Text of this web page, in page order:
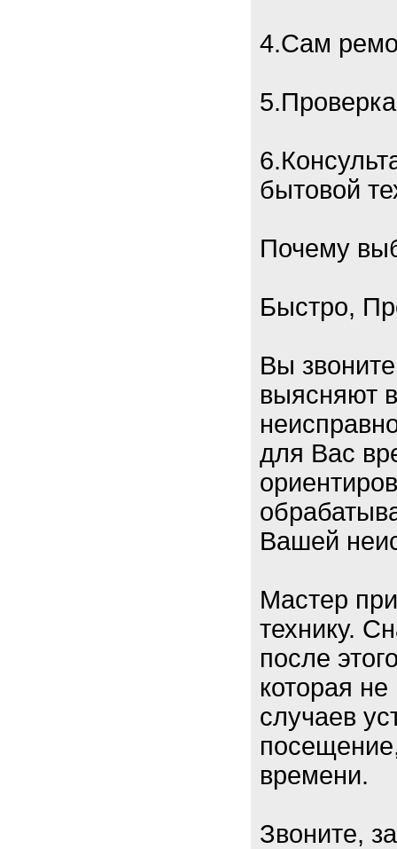
4.Сам
бытовой
Почему
Быстро,
Вы
выясняют
для Вас
Вашей
Мастер
технику.
после
которая
случаев
времени.
Звоните,